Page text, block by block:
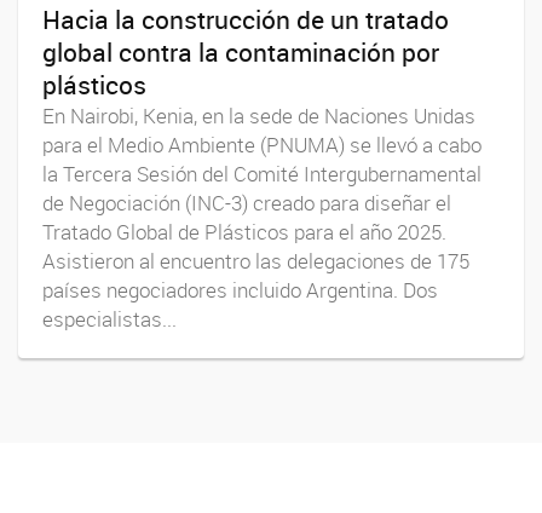
Hacia la construcción de un tratado
global contra la contaminación por
plásticos
En Nairobi, Kenia, en la sede de Naciones Unidas
para el Medio Ambiente (PNUMA) se llevó a cabo
la Tercera Sesión del Comité Intergubernamental
de Negociación (INC-3) creado para diseñar el
Tratado Global de Plásticos para el año 2025.
Asistieron al encuentro las delegaciones de 175
países negociadores incluido Argentina. Dos
especialistas...